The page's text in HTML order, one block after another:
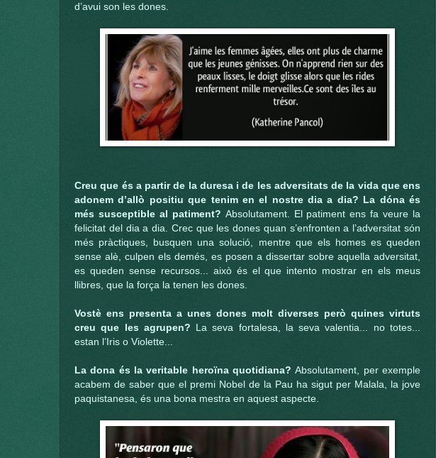
d’avui son les dones.
Creu que és a partir de la duresa i de les adversitats de la vida que ens
adonem d’allò positiu que tenim en el nostre dia a dia? La dóna és
més susceptible al patiment? Absolutament. El patiment ens fa veure la
felicitat del dia a dia. Crec que les dones quan s’enfronten a l’adversitat són
més pràctiques, busquen una solució, mentre que els homes es queden
sense alè, culpen els demés, es posen a dissertar sobre aquella adversitat,
es queden sense recursos... això és el que intento mostrar en els meus
llibres, que la força la tenen les dones.
Vostè ens presenta a unes dones molt diverses però quines virtuts
creu que les agrupen?
La seva fortalesa, la seva valentia... no totes...
estan l’Iris o Violette...
La dona és la veritable heroïna quotidiana?Absolutament, per exemple
acabem de saber que el premi Nobel de la Pau ha sigut per Malala, la jove
paquistanesa, és una bona mestra en aquest aspecte.